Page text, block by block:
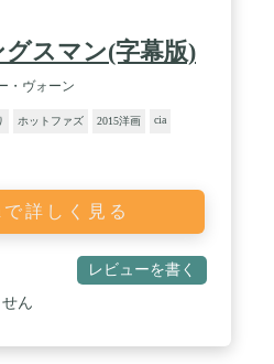
グスマン(字幕版)
・ヴォーン
ホットファズ 2015洋画 cia
詳しく見る
レビューを書く
ん